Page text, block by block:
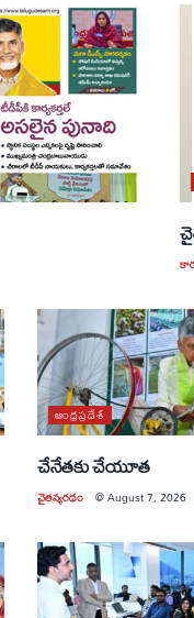
ఆంధ్రప్రదేశ్
చేనేతకు చేయూత
చైతన్యరధం @August 7, 2026